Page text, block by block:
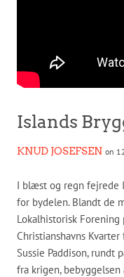
Islands
KNUD JOSEFSEN on
I blæst og regn fejrede
for bydelen. Blandt de
Lokalhistorisk Forening
Christianshavns
Sussie Paddison, rundt
fra krigen,